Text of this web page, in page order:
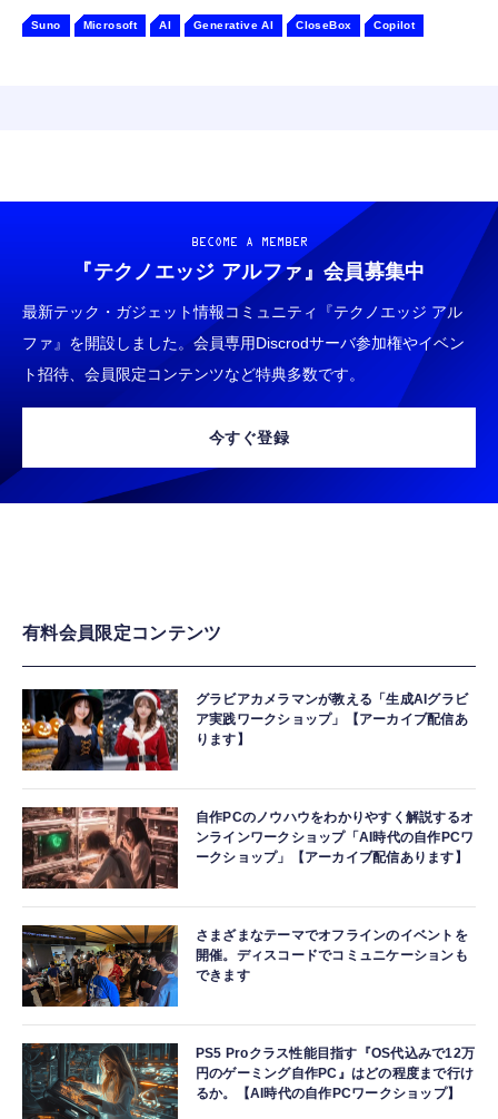
Suno Microsoft AI Generative AI CloseBox Copilot
BECOME A MEMBER
『テクノエッジ アルファ』 会員募集中
最新テック・ガジェット情報コミュニティ『テクノエッジ アル
ファ』を開設しました。会員専用Discrodサーバ参加権やイベン
ト招待、会員限定コンテンツなど特典多数です。
今すぐ登録
有料会員限定コンテンツ
グラビアカメラマンが教える「生成AIグラビ
ア実践ワークショップ」【アーカイブ配信あ
ります】
自作PCのノウハウをわかりやすく解説するオ
ンラインワークショップ「AI時代の自作PCワ
ークショップ」【アーカイブ配信あります】
さまざまなテーマでオフラインのイベントを
開催。ディスコードでコミュニケーションも
できます
PS5 Proクラス性能目指す『OS代込みで12万
円のゲーミング自作PC』はどの程度まで行け
るか。【AI時代の自作PCワークショップ】